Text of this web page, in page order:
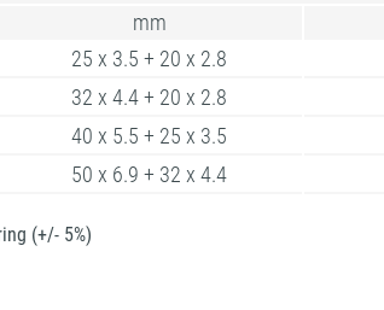
mm
25 x 3.5 + 20 x 2.8
32 x 4.4 + 20 x 2.8
40 x 5.5 + 25 x 3.5
50 x 6.9 + 32 x 4.4
(+/- 5%)